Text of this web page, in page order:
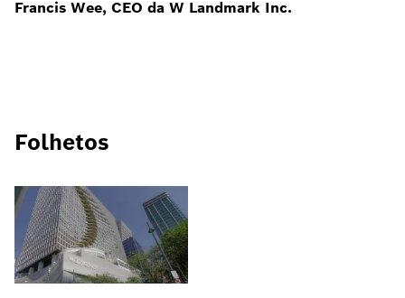
Francis Wee, CEO da W Landmark Inc.
Folhetos